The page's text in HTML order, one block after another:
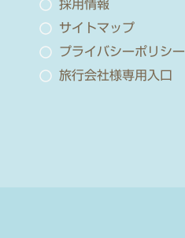
採用情報
サイトマップ
プライバシーポリシー
旅行会社様専用入口